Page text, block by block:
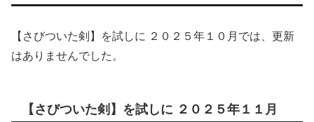
【さびついた剣】を試しに ２０２５年１０月では、更新
はありませんでした。
【さびついた剣】を試しに ２０２５年１１月